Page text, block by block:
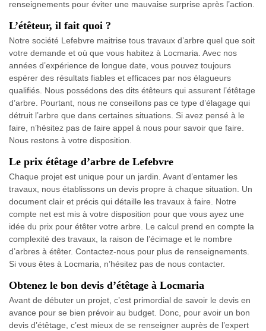
renseignements pour éviter une mauvaise surprise après l’action.
L’étêteur, il fait quoi ?
Notre société Lefebvre maitrise tous travaux d’arbre quel que soit
votre demande et où que vous habitez à Locmaria. Avec nos
années d’expérience de longue date, vous pouvez toujours
espérer des résultats fiables et efficaces par nos élagueurs
qualifiés. Nous possédons des dits étêteurs qui assurent l’étêtage
d’arbre. Pourtant, nous ne conseillons pas ce type d’élagage qui
détruit l’arbre que dans certaines situations. Si avez pensé à le
faire, n’hésitez pas de faire appel à nous pour savoir que faire.
Nous restons à votre disposition.
Le prix étêtage d’arbre de Lefebvre
Chaque projet est unique pour un jardin. Avant d’entamer les
travaux, nous établissons un devis propre à chaque situation. Un
document clair et précis qui détaille les travaux à faire. Notre
compte net est mis à votre disposition pour que vous ayez une
idée du prix pour étêter votre arbre. Le calcul prend en compte la
complexité des travaux, la raison de l’écimage et le nombre
d’arbres à étêter. Contactez-nous pour plus de renseignements.
Si vous êtes à Locmaria, n’hésitez pas de nous contacter.
Obtenez le bon devis d’étêtage à Locmaria
Avant de débuter un projet, c’est primordial de savoir le devis en
avance pour se bien prévoir au budget. Donc, pour avoir un bon
devis d’étêtage, c’est mieux de se renseigner auprès de l’expert